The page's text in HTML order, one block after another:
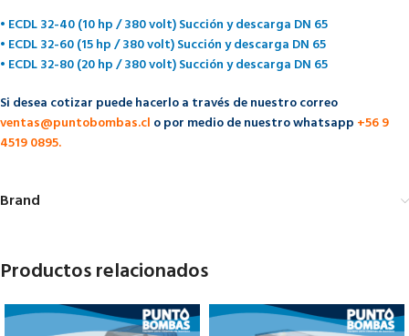
• ECDL 32-40 (10 hp / 380 volt) Succión y descarga DN 65
• ECDL 32-60 (15 hp / 380 volt) Succión y descarga DN 65
• ECDL 32-80 (20 hp / 380 volt) Succión y descarga DN 65
Si desea cotizar puede hacerlo a través de nuestro correo
ventas@puntobombas.cl o por medio de nuestro whatsapp +56 9
4519 0895.
Brand
Productos relacionados